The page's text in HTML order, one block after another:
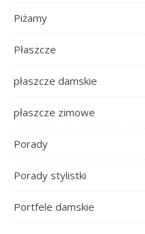
Piżamy
Płaszcze
płaszcze damskie
płaszcze zimowe
Porady
Porady stylistki
Portfele damskie